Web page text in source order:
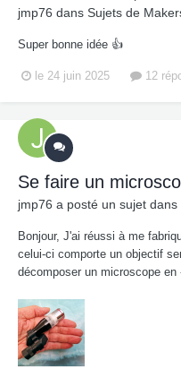
jmp76 dans Sujets de
Super bonne idée 👍
le 24 juin 2025 12
Se faire un
jmp76 a posté un sujet dans
Bonjour, J'ai réussi à me
celui-ci comporte un objectif
décomposer un microscope en